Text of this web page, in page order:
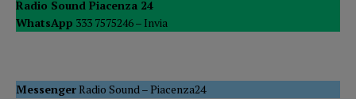
Radio Sound Piacenza 24
WhatsApp 333 7575246 – Invia
MessengerRadio Sound–Piacenza24